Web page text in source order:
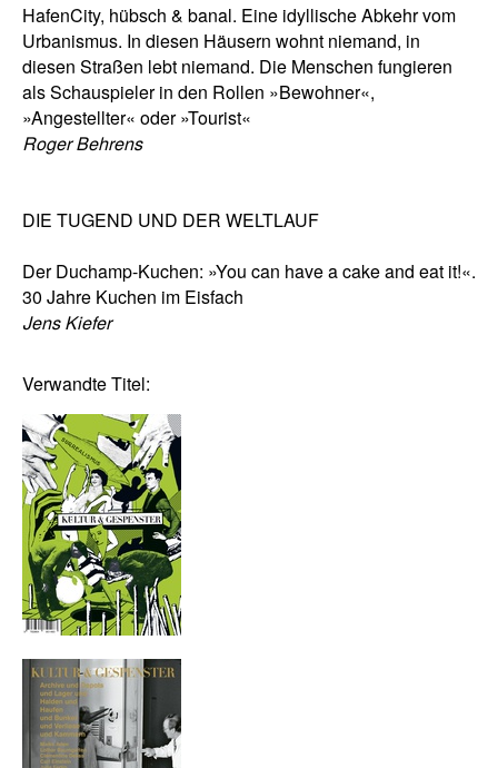
HafenCity, hübsch & banal. Eine idyllische Abkehr vom
Urbanismus. In diesen Häusern wohnt niemand, in
diesen Straßen lebt niemand. Die Menschen fungieren
als Schauspieler in den Rollen »Bewohner«,
»Angestellter« oder »Tourist«
Roger Behrens
DIE TUGEND UND DER WELTLAUF
Der Duchamp-Kuchen: »You can have a cake and eat it!«.
30 Jahre Kuchen im Eisfach
Jens Kiefer
Verwandte Titel: